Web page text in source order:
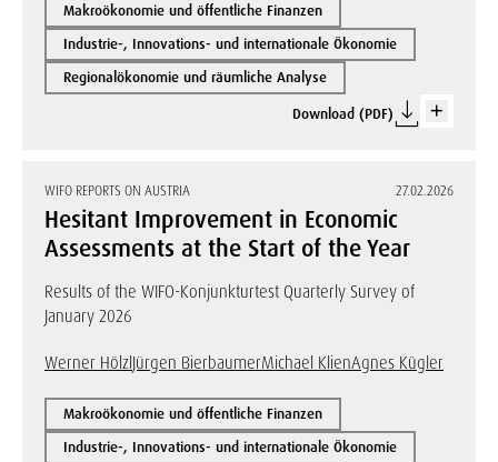
Makroökonomie und öffentliche Finanzen
Industrie-, Innovations- und internationale Ökonomie
Regionalökonomie und räumliche Analyse
Download (PDF)
WIFO REPORTS ON AUSTRIA 27.02.2026
Hesitant Improvement in Economic
Assessments at the Start of the Year
Results of the WIFO-Konjunkturtest Quarterly Survey of
January 2026
Werner HölzlJürgen BierbaumerMichael KlienAgnes Kügler
Makroökonomie und öffentliche Finanzen
Industrie-, Innovations- und internationale Ökonomie